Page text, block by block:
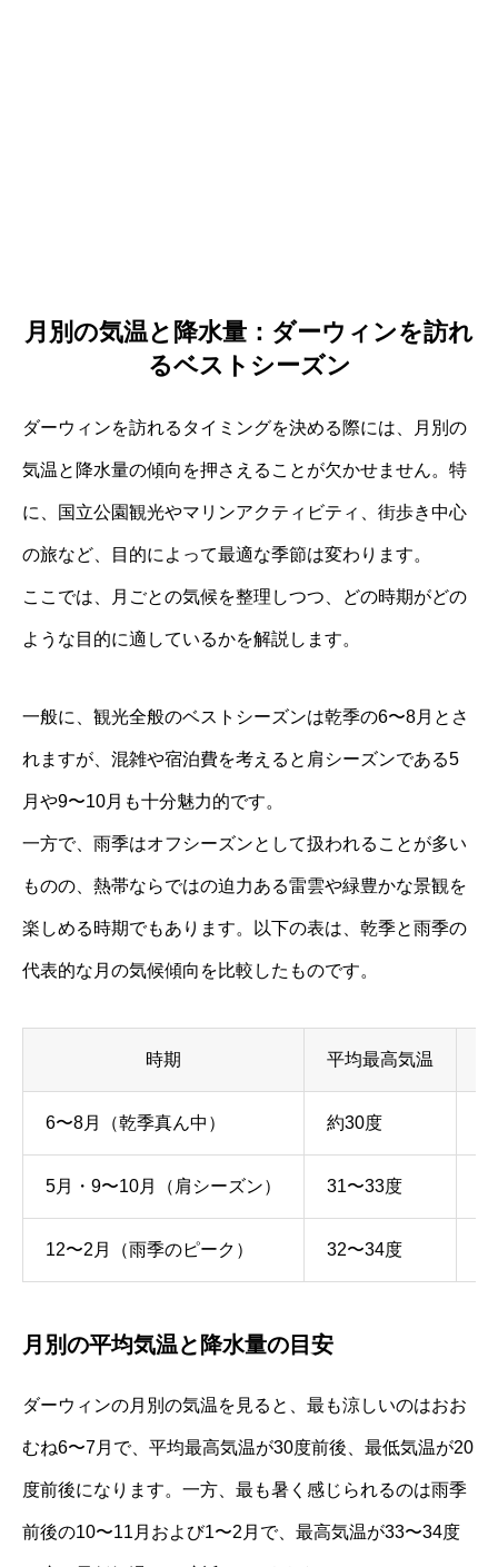
月別の気温と降水量：ダーウィンを訪れ
るベストシーズン
ダーウィンを訪れるタイミングを決める際には、月別の
気温と降水量の傾向を押さえることが欠かせません。特
に、国立公園観光やマリンアクティビティ、街歩き中心
の旅など、目的によって最適な季節は変わります。
ここでは、月ごとの気候を整理しつつ、どの時期がどの
ような目的に適しているかを解説します。
一般に、観光全般のベストシーズンは乾季の6〜8月とさ
れますが、混雑や宿泊費を考えると肩シーズンである5
月や9〜10月も十分魅力的です。
一方で、雨季はオフシーズンとして扱われることが多い
ものの、熱帯ならではの迫力ある雷雲や緑豊かな景観を
楽しめる時期でもあります。以下の表は、乾季と雨季の
代表的な月の気候傾向を比較したものです。
時期 平均最高気温
6〜8月（乾季真ん中） 約30度
5月・9〜10月（肩シーズン） 31〜33度
12〜2月（雨季のピーク） 32〜34度
月別の平均気温と降水量の目安
ダーウィンの月別の気温を見ると、最も涼しいのはおお
むね6〜7月で、平均最高気温が30度前後、最低気温が20
度前後になります。一方、最も暑く感じられるのは雨季
前後の10〜11月および1〜2月で、最高気温が33〜34度